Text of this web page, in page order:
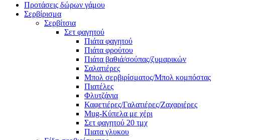
Προτάσεις δώρων γάμου
Σερβίρισμα
Σερβίτσια
Σετ φαγητού
Πιάτα φαγητού
Πιάτα φρούτου
Πιάτα βαθιά/σούπας/ζυμαρικών
Σαλατιέρες
Μπολ σερβιρίσματος/Μπολ κομπόστας
Πιατέλες
Φλυτζάνια
Καφετιέρες/Γαλατιέρες/Ζαχαριέρες
Mug-Κύπελα με χέρι
Σετ φαγητού 20 τμχ
Πιατα γλυκου